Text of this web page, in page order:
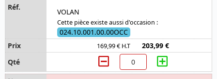
VOLAN
Cette pièce existe aussi d'occasion :
024.10.001.00.00OCC
169,99 € H.T 203,99 €